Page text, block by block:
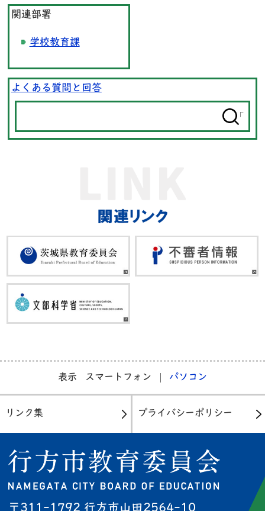
関連部署
学校教育課
よくある質問と回答
表示 スマートフォン パソコン
リンク集 プライバシーポリシー
〒311-1792 行方市山田2564-10